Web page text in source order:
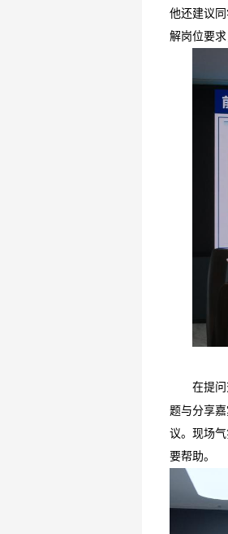
他还建议
解岗位要
在提
题与分享
议。现场
要帮助。